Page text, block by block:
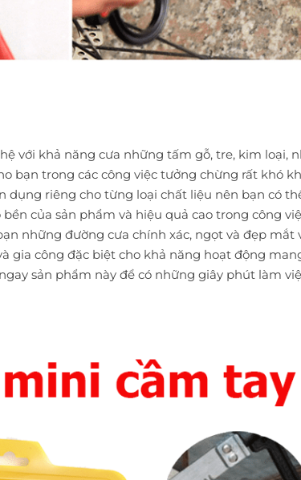
với khả năng cưa những tấm gỗ, tre, kim loại,
bạn trong các công việc tưởng chừng rất khó
dụng riêng cho từng loại chất liệu nên bạn có
của sản phẩm và hiệu quả cao trong công
những đường cưa chính xác, ngọt và đẹp mắt
gia công đặc biệt cho khả năng hoạt động
sản phẩm này để có những giây phút làm